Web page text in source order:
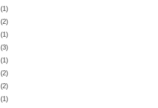
(1)
(2)
(1)
(3)
(1)
(2)
(2)
(1)